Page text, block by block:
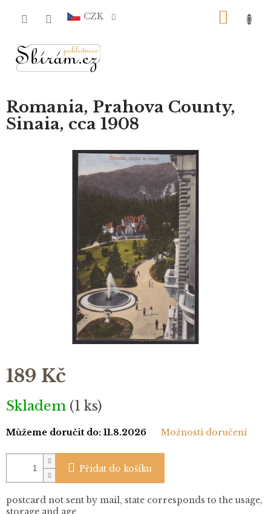
CZK
Romania, Prahova County,
Sinaia, cca 1908
189 Kč
Měrná
cena:
Skladem (1 ks)
Můžeme doručit do: 11.8.2026 Možnosti doručení
Přidat do košíku
postcard not sent by mail, state corresponds to the usage,
storage and age